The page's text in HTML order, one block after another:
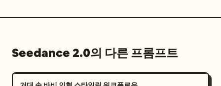
Seedance 2.0의 다른 프롬프트